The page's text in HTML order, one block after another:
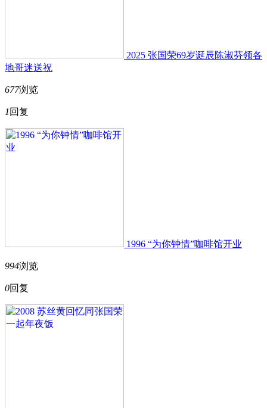
2025 张国荣69岁诞辰陈淑芬领各
地哥迷送祝
677浏览
1 回复
1996 “为你钟情”咖啡馆开业
994浏览
0回复